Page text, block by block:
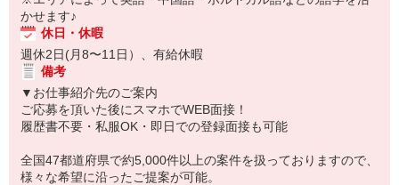
かせます♪
休日・休暇
週休2日(月8〜11日）、有給休暇
備考
▼お仕事紹介先のご案内
ご応募を頂いた後にスマホでWEB面接！
履歴書不要・私服OK・即日での登録面接も可能
全国47都道府県で約5,000件以上の案件を扱っておりますので、
様々な希望に沿ったご提案が可能。